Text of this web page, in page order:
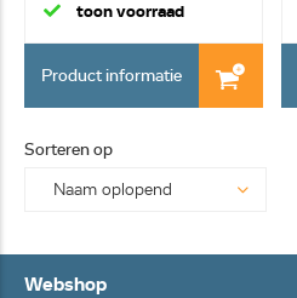
toon voorraad
Product informatie
Sorteren op
Webshop